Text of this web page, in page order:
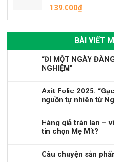
139.000₫
BÀI VIẾT
“ĐI MỘT NGÀY
NGHIỆM”
Axit Folic 2025:
nguồn tự nhiên từ
Hàng giả tràn lan –
tin chọn Mẹ Mít?
Câu chuyện sản